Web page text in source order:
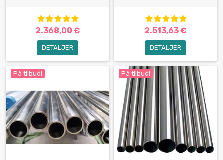
2.368,00 €
DETALJER
2.513,63 €
DETALJER
På tilbud! På tilbud!